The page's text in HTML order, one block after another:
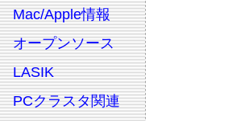
Mac/Apple情報
オープンソース
LASIK
PCクラスタ関連